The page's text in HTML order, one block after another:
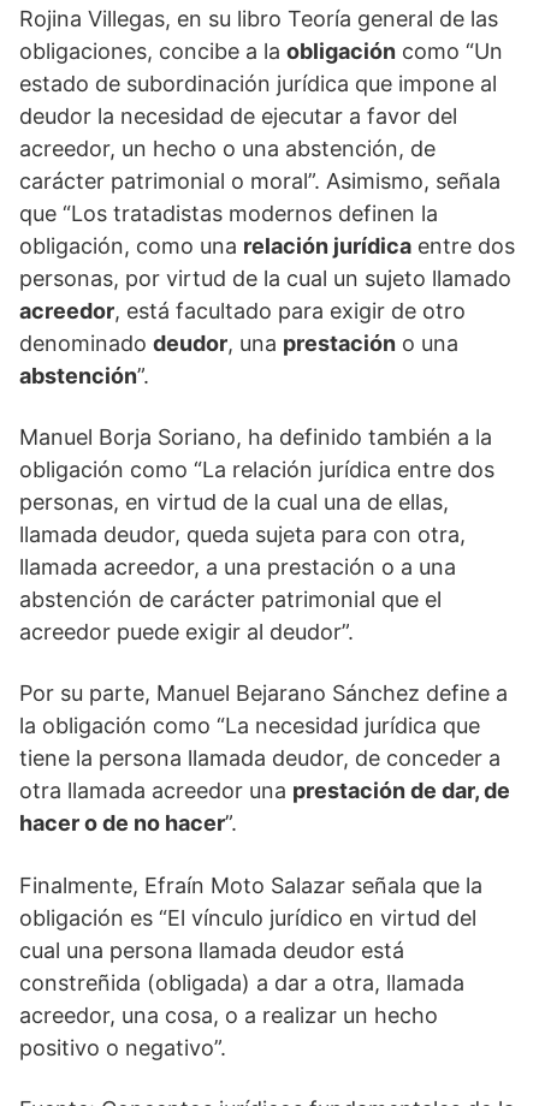
Rojina Villegas, en su libro Teoría general de las
obligaciones, concibe a la obligación como “Un
estado de subordinación jurídica que impone al
deudor la necesidad de ejecutar a favor del
acreedor, un hecho o una abstención, de
carácter patrimonial o moral”. Asimismo, señala
que “Los tratadistas modernos definen la
obligación, como una relación jurídica entre dos
personas, por virtud de la cual un sujeto llamado
acreedor, está facultado para exigir de otro
denominado deudor, una prestación o una
abstención”.
Manuel Borja Soriano, ha definido también a la
obligación como “La relación jurídica entre dos
personas, en virtud de la cual una de ellas,
llamada deudor, queda sujeta para con otra,
llamada acreedor, a una prestación o a una
abstención de carácter patrimonial que el
acreedor puede exigir al deudor”.
Por su parte, Manuel Bejarano Sánchez define a
la obligación como “La necesidad jurídica que
tiene la persona llamada deudor, de conceder a
otra llamada acreedor una prestación de dar, de
hacer o de no hacer”.
Finalmente, Efraín Moto Salazar señala que la
obligación es “El vínculo jurídico en virtud del
cual una persona llamada deudor está
constreñida (obligada) a dar a otra, llamada
acreedor, una cosa, o a realizar un hecho
positivo o negativo”.